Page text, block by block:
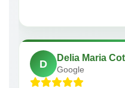
D
Delia Maria
Google